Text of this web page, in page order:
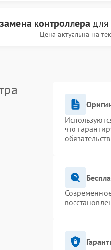
замена контроллера для
Цена актуальна на
что
обязательств